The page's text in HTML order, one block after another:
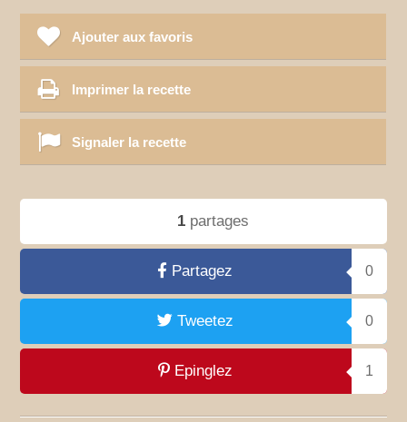
Ajouter aux favoris
Imprimer la recette
Signaler la recette
1partages
Partagez 0
Tweetez 0
Epinglez 1